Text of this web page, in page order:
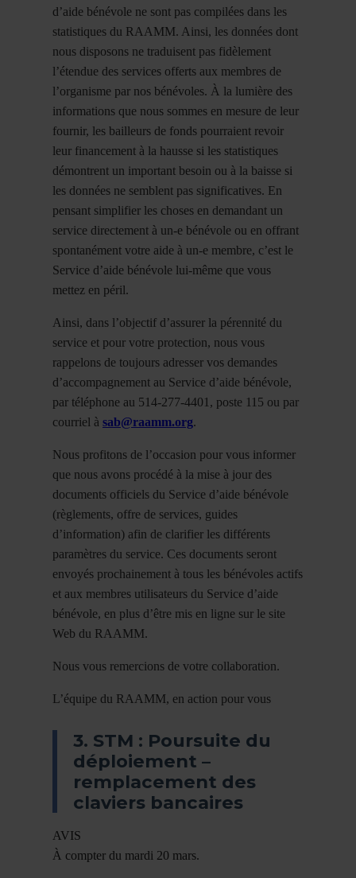
d’aide bénévole ne sont pas compilées dans les
statistiques du RAAMM. Ainsi, les données dont
nous disposons ne traduisent pas fidèlement
l’étendue des services offerts aux membres de
l’organisme par nos bénévoles. À la lumière des
informations que nous sommes en mesure de leur
fournir, les bailleurs de fonds pourraient revoir
leur financement à la hausse si les statistiques
démontrent un important besoin ou à la baisse si
les données ne semblent pas significatives. En
pensant simplifier les choses en demandant un
service directement à un-e bénévole ou en offrant
spontanément votre aide à un-e membre, c’est le
Service d’aide bénévole lui-même que vous
mettez en péril.
Ainsi, dans l’objectif d’assurer la pérennité du
service et pour votre protection, nous vous
rappelons de toujours adresser vos demandes
d’accompagnement au Service d’aide bénévole,
par téléphone au 514-277-4401, poste 115 ou par
courriel à sab@raamm.org.
Nous profitons de l’occasion pour vous informer
que nous avons procédé à la mise à jour des
documents officiels du Service d’aide bénévole
(règlements, offre de services, guides
d’information) afin de clarifier les différents
paramètres du service. Ces documents seront
envoyés prochainement à tous les bénévoles actifs
et aux membres utilisateurs du Service d’aide
bénévole, en plus d’être mis en ligne sur le site
Web du RAAMM.
Nous vous remercions de votre collaboration.
L’équipe du RAAMM, en action pour vous
3. STM : Poursuite du
déploiement –
remplacement des
claviers bancaires
AVIS
À compter du mardi 20 mars.